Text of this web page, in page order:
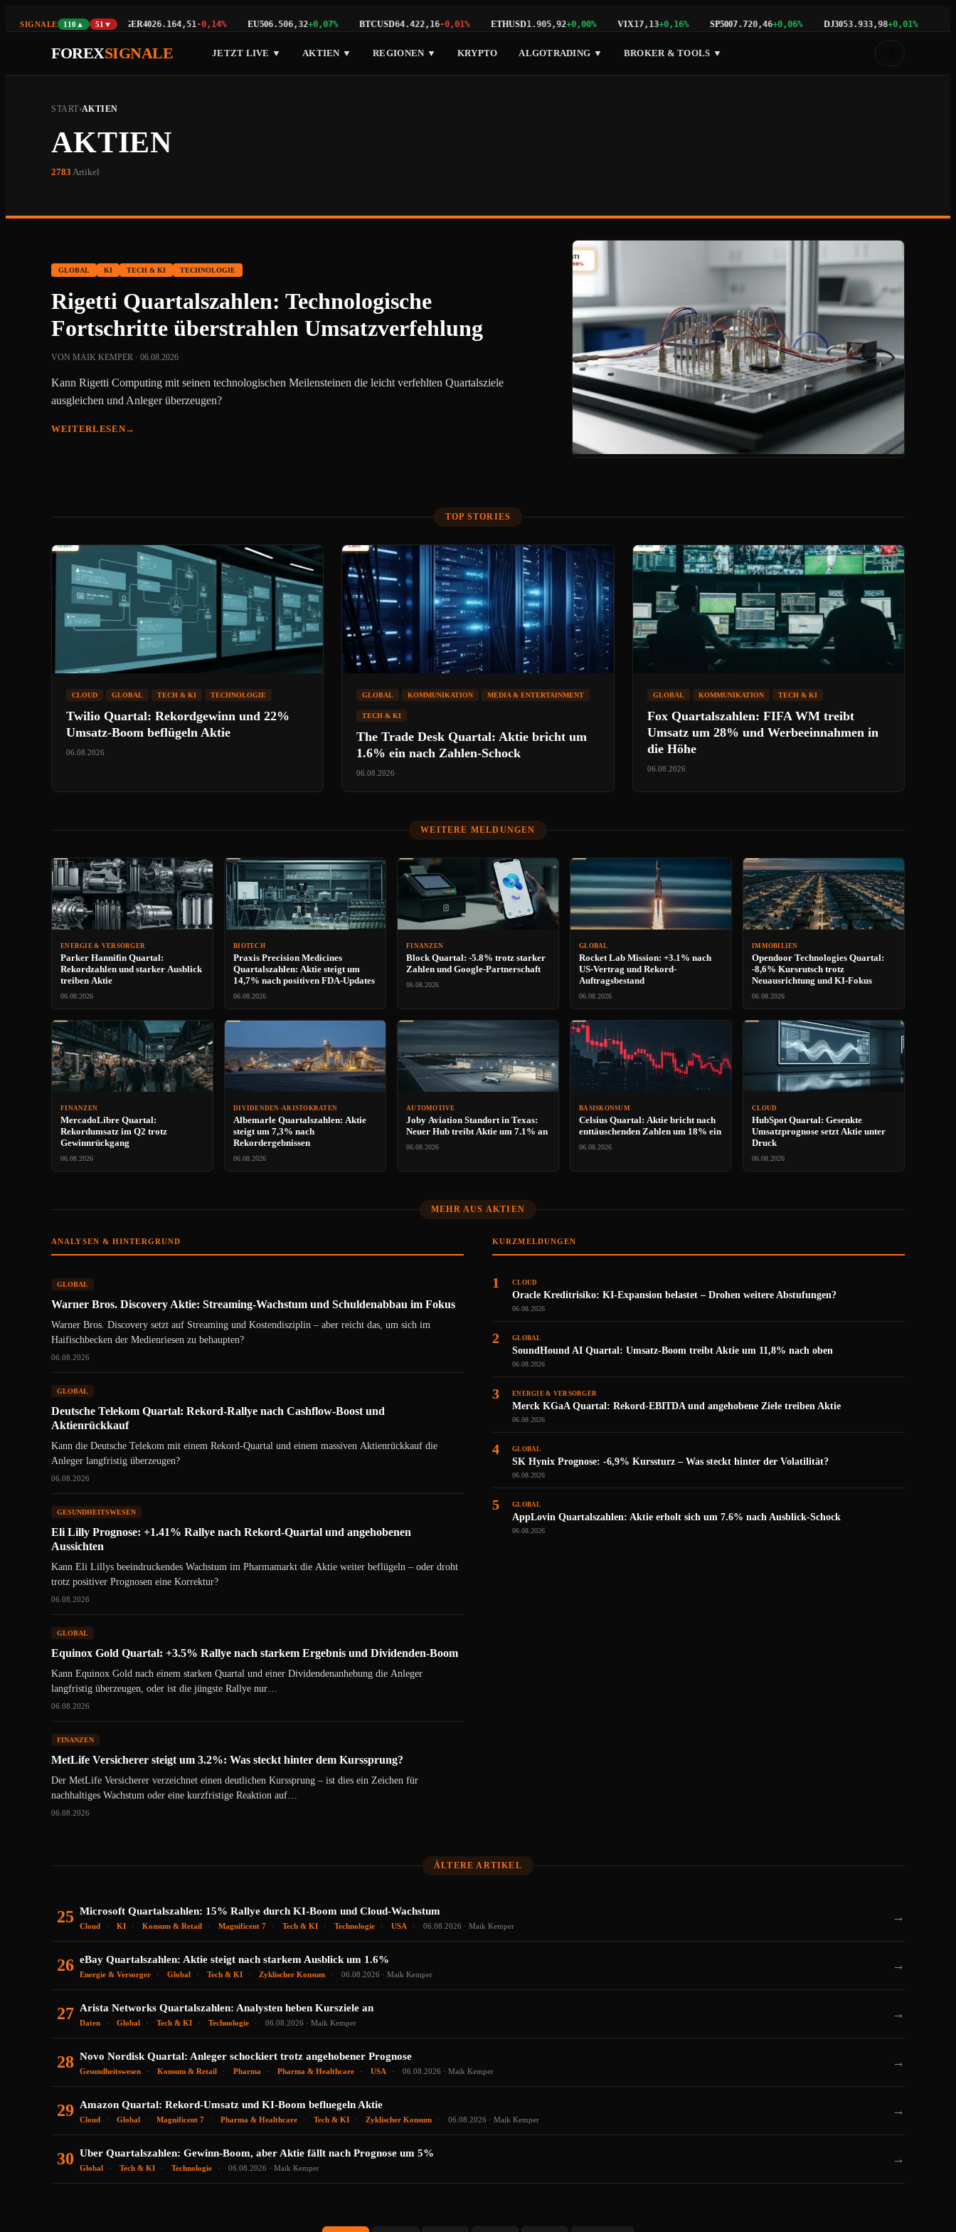
SIGNALE 110▲ 51▼
29.451,71+0,11% GER4026.164,51-0,14% EU506.506,32+0,07% BTCUSD64.422,16-0,01% ETHUSD1.905,92+0,00% 17,13+0,16% SP5007.720,46+0,06% DJ3053.933,98+0,01%
FOREXSIGNALE JETZT LIVE ▼ AKTIEN ▼ REGIONEN ▼ KRYPTO ALGOTRADING ▼ BROKER & TOOLS ▼
START›AKTIEN
AKTIEN
2783 Artikel
GLOBAL KI TECH & KI TECHNOLOGIE
Rigetti Quartalszahlen: Technologische
Fortschritte überstrahlen Umsatzverfehlung
VON MAIK KEMPER · 06.08.2026
Kann Rigetti Computing mit seinen technologischen Meilensteinen die leicht verfehlten Quartalsziele
ausgleichen und Anleger überzeugen?
WEITERLESEN→
TOP STORIES
CLOUD GLOBAL TECH & KI TECHNOLOGIE
Twilio Quartal: Rekordgewinn und 22%
Umsatz-Boom beflügeln Aktie
06.08.2026
GLOBAL KOMMUNIKATION MEDIA & ENTERTAINMENT
TECH & KI
The Trade Desk Quartal: Aktie bricht um
1.6% ein nach Zahlen-Schock
06.08.2026
GLOBAL KOMMUNIKATION TECH & KI
Fox Quartalszahlen: FIFA WM treibt
Umsatz um 28% und Werbeeinnahmen in
die Höhe
06.08.2026
WEITERE MELDUNGEN
ENERGIE & VERSORGER
Parker Hannifin Quartal:
Rekordzahlen und starker Ausblick
treiben Aktie
06.08.2026
BIOTECH
Praxis Precision Medicines
Quartalszahlen: Aktie steigt um
14,7% nach positiven FDA-Updates
06.08.2026
FINANZEN
Block Quartal: -5.8% trotz starker
Zahlen und Google-Partnerschaft
06.08.2026
GLOBAL
Rocket Lab Mission: +3.1% nach
US-Vertrag und Rekord-
Auftragsbestand
06.08.2026
IMMOBILIEN
Opendoor Technologies Quartal:
-8,6% Kursrutsch trotz
Neuausrichtung und KI-Fokus
06.08.2026
FINANZEN
MercadoLibre Quartal:
Rekordumsatz im Q2 trotz
Gewinnrückgang
06.08.2026
DIVIDENDEN-ARISTOKRATEN
Albemarle Quartalszahlen: Aktie
steigt um 7,3% nach
Rekordergebnissen
06.08.2026
AUTOMOTIVE
Joby Aviation Standort in Texas:
Neuer Hub treibt Aktie um 7.1% an
06.08.2026
BASISKONSUM
Celsius Quartal: Aktie bricht nach
enttäuschenden Zahlen um 18% ein
06.08.2026
CLOUD
HubSpot Quartal: Gesenkte
Umsatzprognose setzt Aktie unter
Druck
06.08.2026
MEHR AUS AKTIEN
ANALYSEN & HINTERGRUND
GLOBAL
Warner Bros. Discovery Aktie: Streaming-Wachstum und Schuldenabbau im Fokus
Warner Bros. Discovery setzt auf Streaming und Kostendisziplin – aber reicht das, um sich im
Haifischbecken der Medienriesen zu behaupten?
06.08.2026
GLOBAL
Deutsche Telekom Quartal: Rekord-Rallye nach Cashflow-Boost und
Aktienrückkauf
Kann die Deutsche Telekom mit einem Rekord-Quartal und einem massiven Aktienrückkauf die
Anleger langfristig überzeugen?
06.08.2026
GESUNDHEITSWESEN
Eli Lilly Prognose: +1.41% Rallye nach Rekord-Quartal und angehobenen
Aussichten
Kann Eli Lillys beeindruckendes Wachstum im Pharmamarkt die Aktie weiter beflügeln – oder droht
trotz positiver Prognosen eine Korrektur?
06.08.2026
GLOBAL
Equinox Gold Quartal: +3.5% Rallye nach starkem Ergebnis und Dividenden-Boom
Kann Equinox Gold nach einem starken Quartal und einer Dividendenanhebung die Anleger
langfristig überzeugen, oder ist die jüngste Rallye nur…
06.08.2026
FINANZEN
MetLife Versicherer steigt um 3.2%: Was steckt hinter dem Kurssprung?
Der MetLife Versicherer verzeichnet einen deutlichen Kurssprung – ist dies ein Zeichen für
nachhaltiges Wachstum oder eine kurzfristige Reaktion auf…
06.08.2026
KURZMELDUNGEN
1 CLOUD
Oracle Kreditrisiko: KI-Expansion belastet – Drohen weitere Abstufungen?
06.08.2026
2 GLOBAL
SoundHound AI Quartal: Umsatz-Boom treibt Aktie um 11,8% nach oben
06.08.2026
3 ENERGIE & VERSORGER
Merck KGaA Quartal: Rekord-EBITDA und angehobene Ziele treiben Aktie
06.08.2026
4 GLOBAL
SK Hynix Prognose: -6,9% Kurssturz – Was steckt hinter der Volatilität?
06.08.2026
5 GLOBAL
AppLovin Quartalszahlen: Aktie erholt sich um 7.6% nach Ausblick-Schock
06.08.2026
ÄLTERE ARTIKEL
25 Microsoft Quartalszahlen: 15% Rallye durch KI-Boom und Cloud-Wachstum
Cloud KI Konsum & Retail Magnificent 7 Tech & KI Technologie USA 06.08.2026 · Maik Kemper
→
26 eBay Quartalszahlen: Aktie steigt nach starkem Ausblick um 1.6%
Energie & Versorger Global Tech & KI Zyklischer Konsum 06.08.2026 · Maik Kemper
→
27 Arista Networks Quartalszahlen: Analysten heben Kursziele an
Daten Global Tech & KI Technologie 06.08.2026 · Maik Kemper
→
28 Novo Nordisk Quartal: Anleger schockiert trotz angehobener Prognose
Gesundheitswesen Konsum & Retail Pharma Pharma & Healthcare USA 06.08.2026 · Maik Kemper
→
29 Amazon Quartal: Rekord-Umsatz und KI-Boom befluegeln Aktie
Cloud Global Magnificent 7 Pharma & Healthcare Tech & KI Zyklischer Konsum 06.08.2026 · Maik Kemper
→
30 Uber Quartalszahlen: Gewinn-Boom, aber Aktie fällt nach Prognose um 5%
Global Tech & KI Technologie 06.08.2026 · Maik Kemper
→